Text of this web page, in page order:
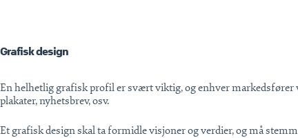
Grafisk design
En helhetlig grafisk profil er svært viktig, og enhver markedsfører
plakater, nyhetsbrev, osv.
Et grafisk design skal ta formidle visjoner og verdier, og må